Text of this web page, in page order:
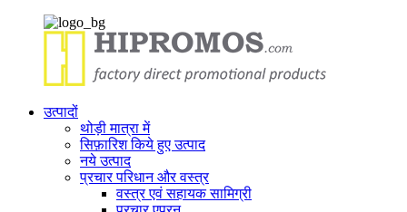
उत्पादों
थोड़ी मात्रा में
सिफ़ारिश किये हुए उत्पाद
नये उत्पाद
प्रचार परिधान और वस्त्र
वस्त्र एवं सहायक सामिग्री